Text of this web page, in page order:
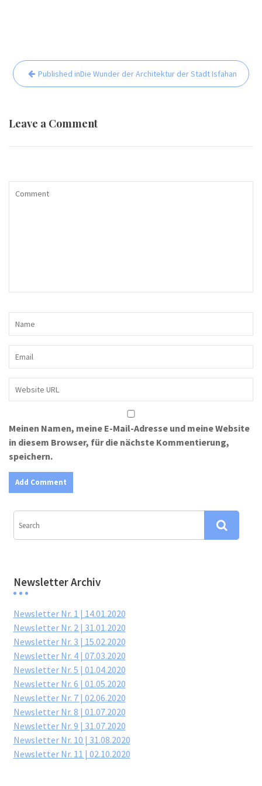
Beitrags-
Navigation
Published inDie Wunder der Architektur der Stadt Isfahan
Leave a Comment
Meinen Namen, meine E-Mail-Adresse und meine Website
in diesem Browser, für die nächste Kommentierung,
speichern.
Newsletter Archiv
Newsletter Nr. 1 | 14.01.2020
Newsletter Nr. 2 | 31.01.2020
Newsletter Nr. 3 | 15.02.2020
Newsletter Nr. 4 | 07.03.2020
Newsletter Nr. 5 | 01.04.2020
Newsletter Nr. 6 | 01.05.2020
Newsletter Nr. 7 | 02.06.2020
Newsletter Nr. 8 | 01.07.2020
Newsletter Nr. 9 | 31.07.2020
Newsletter Nr. 10 | 31.08.2020
Newsletter Nr. 11 | 02.10.2020